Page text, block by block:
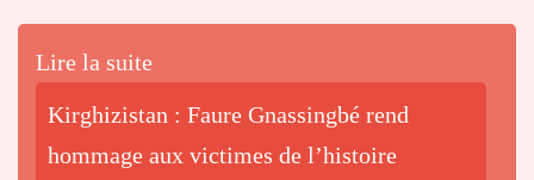
Lire la suite
Kirghizistan : Faure Gnassingbé rend
hommage aux victimes de l’histoire